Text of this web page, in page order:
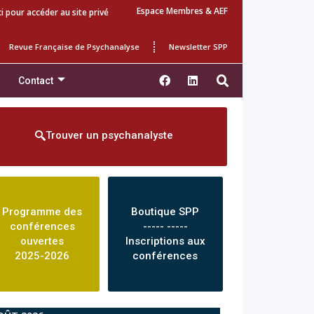
pour accéder au site privé Espace Membres & AEF
Revue Française de Psychanalyse Newsletter SPP
Contact
Trouver un psychanalyste
Programme des
conférences
ouvertes
2025-2026
Boutique SPP
----- -----
Inscriptions aux
conférences